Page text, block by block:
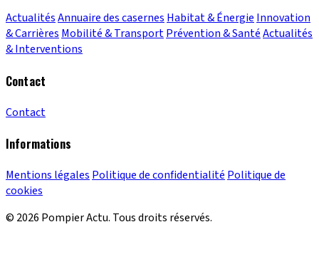
ActualitésAnnuaire des casernes Habitat & Énergie Innovation
& Carrières Mobilité & TransportPrévention & SantéActualités
& Interventions
Contact
Contact
Informations
Mentions légalesPolitique de confidentialitéPolitique de
cookies
© 2026 Pompier Actu. Tous droits réservés.